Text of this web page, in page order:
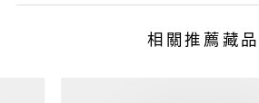
相關推薦藏品